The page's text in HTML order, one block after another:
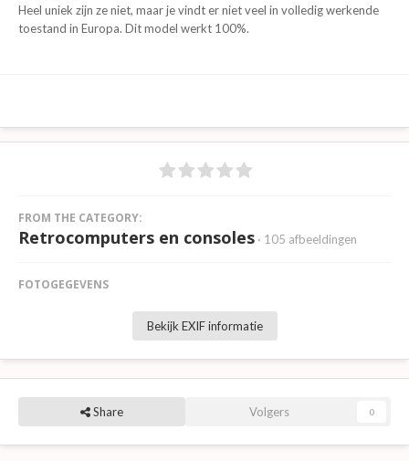
Heel uniek zijn ze niet, maar je vindt er niet veel in volledig werkende
toestand in Europa. Dit model werkt 100%.
FROM THE CATEGORY:
Retrocomputers en consoles · 105 afbeeldingen
FOTOGEGEVENS
Bekijk EXIF informatie
Share Volgers 0